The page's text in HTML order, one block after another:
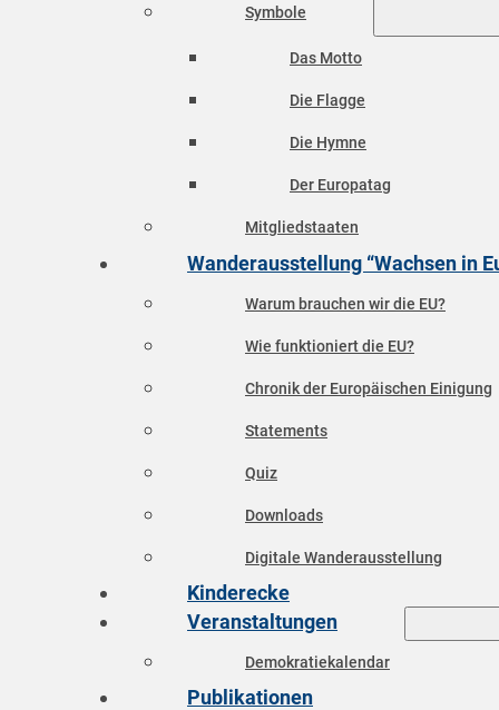
Symbole
Das Motto
Die Flagge
Die Hymne
Der Europatag
Mitgliedstaaten
Wanderausstellung “Wachsen in
Warum brauchen wir die EU?
Wie funktioniert die EU?
Chronik der Europäischen Einigung
Statements
Quiz
Downloads
Digitale Wanderausstellung
Kinderecke
Veranstaltungen
Demokratiekalendar
Publikationen